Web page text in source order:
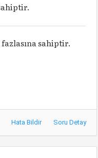
fazlasına sahiptir.
Hata Bildir Soru Detay